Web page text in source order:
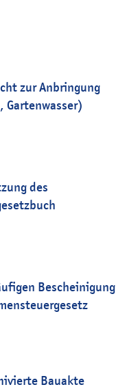
zur Anbringung
des
Bescheinigung
Bauakte